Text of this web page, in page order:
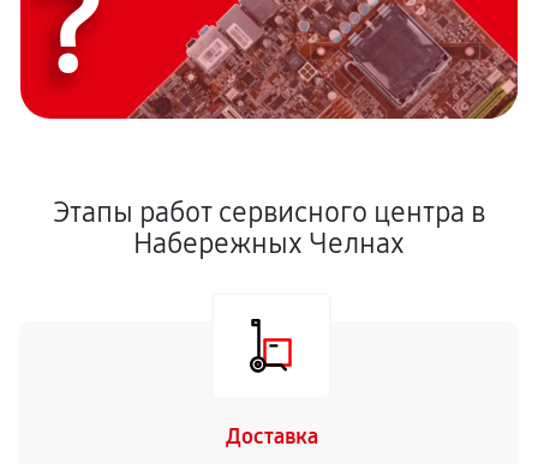
Этапы работ сервисного центра в
Набережных Челнах
Доставка